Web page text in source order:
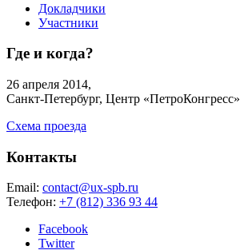
Докладчики
Участники
Где и когда?
26 апреля 2014,
Санкт-Петербург, Центр «ПетроКонгресс»
Схема проезда
Контакты
Email: contact@ux-spb.ru
Телефон: +7 (812) 336 93 44
Facebook
Twitter